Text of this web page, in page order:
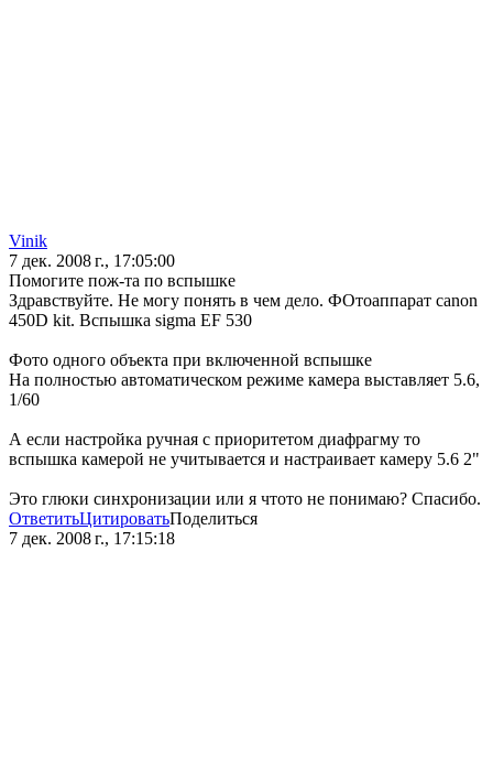
Vinik
7 дек. 2008 г., 17:05:00
Помогите пож-та по вспышке
Здравствуйте. Не могу понять в чем дело. ФОтоаппарат canon
450D kit. Вспышка sigma EF 530
Фото одного объекта при включенной вспышке
На полностью автоматическом режиме камера выставляет 5.6,
1/60
А если настройка ручная с приоритетом диафрагму то
вспышка камерой не учитывается и настраивает камеру 5.6 2"
Это глюки синхронизации или я чтото не понимаю? Спасибо.
ОтветитьЦитироватьПоделиться
7 дек. 2008 г., 17:15:18